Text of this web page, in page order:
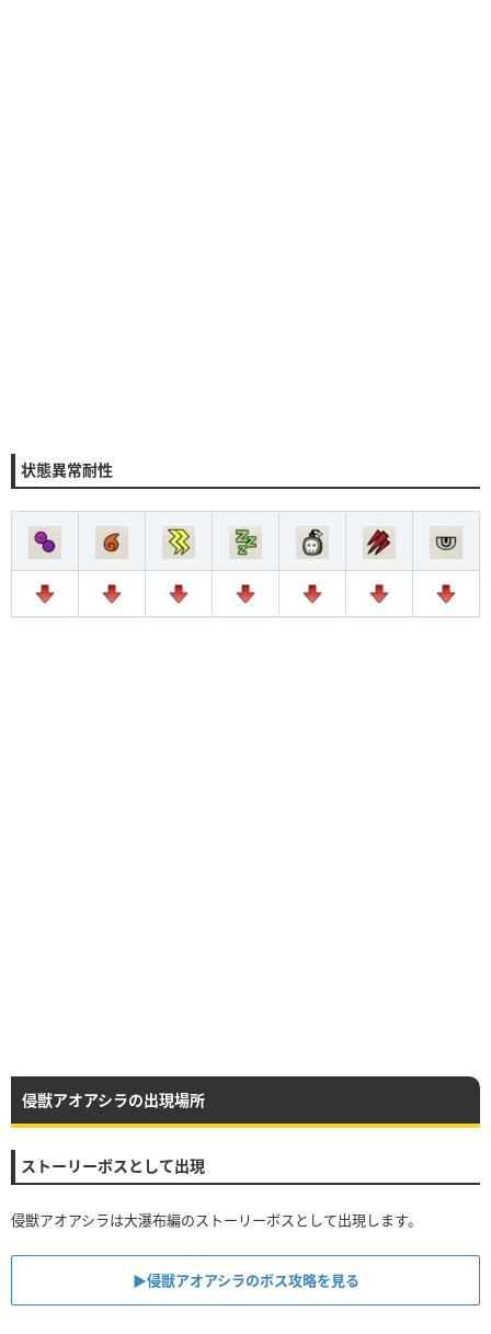
状態異常耐性
侵獣アオアシラの出現場所
ストーリーボスとして出現
侵獣アオアシラは大瀑布編のストーリーボスとして出現します。
▶︎侵獣アオアシラのボス攻略を見る